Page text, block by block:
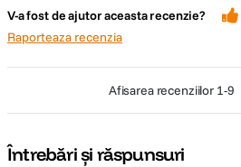
V-a fost de ajutor aceasta recenzie?
Raporteaza recenzia
afisarea recenziilor 1-9
Întrebări și răspunsuri